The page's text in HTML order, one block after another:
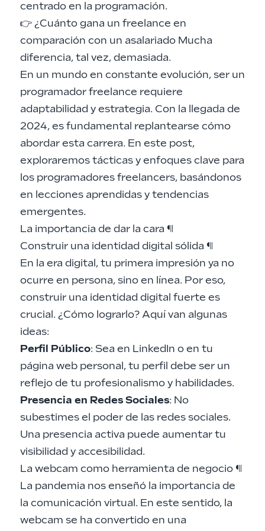
centrado en la programación.
👉 ¿Cuánto gana un freelance en
comparación con un asalariadoMucha
diferencia, tal vez, demasiada.
En un mundo en constante evolución, ser un
programador freelance requiere
adaptabilidad y estrategia. Con la llegada de
2024, es fundamental replantearse cómo
abordar esta carrera. En este post,
exploraremos tácticas y enfoques clave para
los programadores freelancers, basándonos
en lecciones aprendidas y tendencias
emergentes.
La importancia de dar la cara ¶
Construir una identidad digital sólida ¶
En la era digital, tu primera impresión ya no
ocurre en persona, sino en línea. Por eso,
construir una identidad digital fuerte es
crucial. ¿Cómo lograrlo? Aquí van algunas
ideas:
Perfil Público: Sea en LinkedIn o en tu
página web personal, tu perfil debe ser un
reflejo de tu profesionalismo y habilidades.
Presencia en Redes Sociales: No
subestimes el poder de las redes sociales.
Una presencia activa puede aumentar tu
visibilidad y accesibilidad.
La webcam como herramienta de negocio ¶
La pandemia nos enseñó la importancia de
la comunicación virtual. En este sentido, la
webcam se ha convertido en una